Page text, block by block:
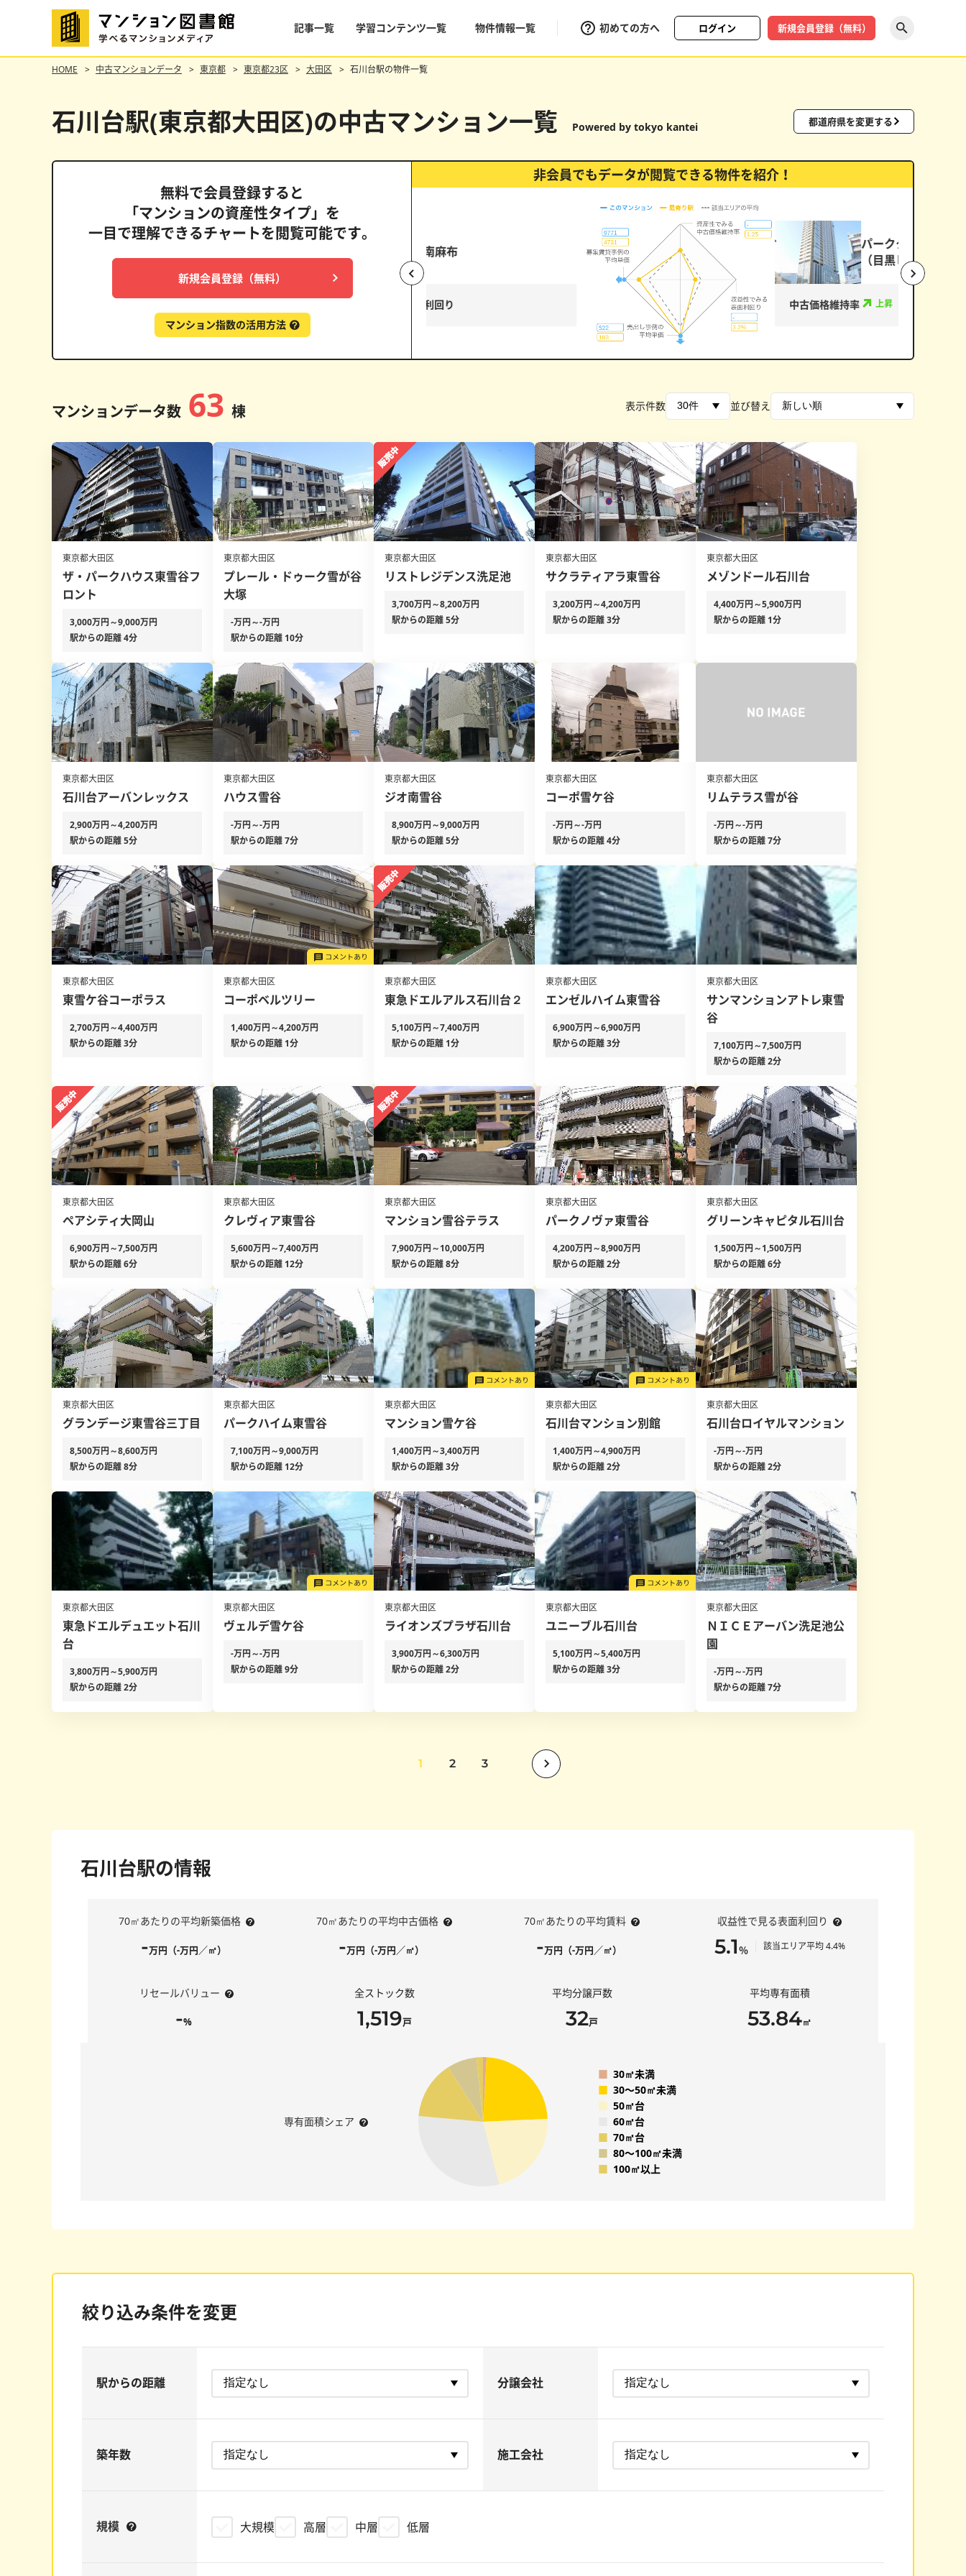
記事一覧 学習コンテンツ一覧 物件情報一覧 初めての方へ ログイン 新規会員登録（無料）
HOME 中古マンションデータ 東京都 東京都23区 大田区 石川台駅の物件一覧
石川台駅(東京都大田区)の中古マンション一覧 Powered by tokyo kantei 都道府県を変更する
非会員でもデータが閲覧できる物件を紹介！
パークタワー目黒
（目黒ヒルトップウォーク）
中古価格維持率 横ばい
無料で会員登録すると
「マンションの資産性タイプ」を
一目で理解できるチャートを閲覧可能です。
新規会員登録（無料）
マンション指数の活用方法
マンションデータ数 63 棟 表示件数 並び替え
東京都大田区
ザ・パークハウス東雪谷フ
ロント
3,000万円～9,000万円
駅からの距離 4分
東京都大田区
プレール・ドゥーク雪が谷
大塚
-万円～-万円
駅からの距離 10分
東京都大田区
リストレジデンス洗足池
3,700万円～8,200万円
駅からの距離 5分
東京都大田区
サクラティアラ東雪谷
3,200万円～4,200万円
駅からの距離 3分
東京都大田区
メゾンドール石川台
4,400万円～5,900万円
駅からの距離 1分
東京都大田区
石川台アーバンレックス
2,900万円～4,200万円
駅からの距離 5分
東京都大田区
ハウス雪谷
-万円～-万円
駅からの距離 7分
東京都大田区
ジオ南雪谷
8,900万円～9,000万円
駅からの距離 5分
東京都大田区
コーポ雪ケ谷
-万円～-万円
駅からの距離 4分
東京都大田区
リムテラス雪が谷
-万円～-万円
駅からの距離 7分
東京都大田区
東雪ケ谷コーポラス
2,700万円～4,400万円
駅からの距離 3分
東京都大田区
コーポベルツリー
1,400万円～4,200万円
駅からの距離 1分
東京都大田区
東急ドエルアルス石川台２
5,100万円～7,400万円
駅からの距離 1分
東京都大田区
エンゼルハイム東雪谷
6,900万円～6,900万円
駅からの距離 3分
東京都大田区
サンマンションアトレ東雪
谷
7,100万円～7,500万円
駅からの距離 2分
東京都大田区
ペアシティ大岡山
6,900万円～7,500万円
駅からの距離 6分
東京都大田区
クレヴィア東雪谷
5,600万円～7,400万円
駅からの距離 12分
東京都大田区
マンション雪谷テラス
7,900万円～10,000万円
駅からの距離 8分
東京都大田区
パークノヴァ東雪谷
4,200万円～8,900万円
駅からの距離 2分
東京都大田区
グリーンキャピタル石川台
1,500万円～1,500万円
駅からの距離 6分
東京都大田区
グランデージ東雪谷三丁目
8,500万円～8,600万円
駅からの距離 8分
東京都大田区
パークハイム東雪谷
7,100万円～9,000万円
駅からの距離 12分
東京都大田区
マンション雪ケ谷
1,400万円～3,400万円
駅からの距離 3分
東京都大田区
石川台マンション別館
1,400万円～4,900万円
駅からの距離 2分
東京都大田区
石川台ロイヤルマンション
-万円～-万円
駅からの距離 2分
東京都大田区
東急ドエルデュエット石川
台
3,800万円～5,900万円
駅からの距離 2分
東京都大田区
ヴェルデ雪ケ谷
-万円～-万円
駅からの距離 9分
東京都大田区
ライオンズプラザ石川台
3,900万円～6,300万円
駅からの距離 2分
東京都大田区
ユニーブル石川台
5,100万円～5,400万円
駅からの距離 3分
東京都大田区
ＮＩＣＥアーバン洗足池公
園
-万円～-万円
駅からの距離 7分
1 2 3
石川台駅の情報
70㎡あたりの平均新築価格
-万円（-万円／㎡）
70㎡あたりの平均中古価格
-万円（-万円／㎡）
70㎡あたりの平均賃料
-万円（-万円／㎡）
収益性で見る表面利回り
5.1％ 該当エリア平均 4.4%
リセールバリュー
-%
全ストック数
1,519戸
平均分譲戸数
32戸
平均専有面積
53.84㎡
専有面積シェア
■ 30㎡未満
■ 30〜50㎡未満
■ 50㎡台
60㎡台
■ 70㎡台
■ 80〜100㎡未満
■ 100㎡以上
絞り込み条件を変更
駅からの距離
築年数
分譲会社
施工会社
規模 大規模 高層 中層 低層